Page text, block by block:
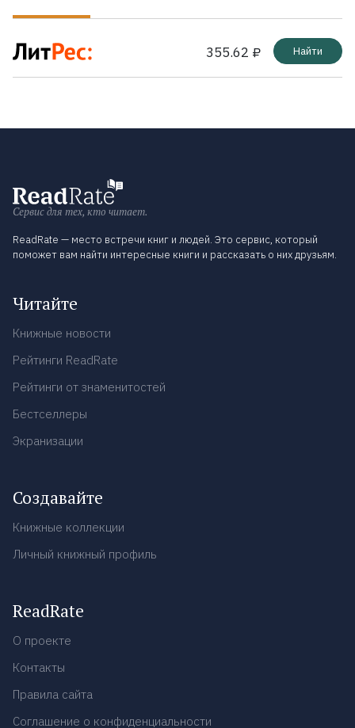
355.62 ₽ Найти
Сервис для тех, кто читает.
ReadRate — место встречи книг и людей. Это сервис, который
поможет вам найти интересные книги и рассказать о них друзьям.
Читайте
Книжные новости
Рейтинги ReadRate
Рейтинги от знаменитостей
Бестселлеры
Экранизации
Создавайте
Книжные коллекции
Личный книжный профиль
ReadRate
О проекте
Контакты
Правила сайта
Соглашение о конфиденциальности